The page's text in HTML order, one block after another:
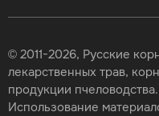
© 2011-2026, Русские
лекарственных трав,
продукции пчеловодства.
Использование